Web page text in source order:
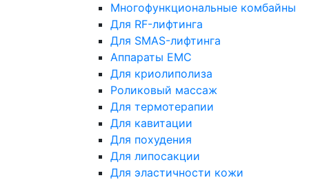
Многофункциональные комбайны
Для RF-лифтинга
Для SMAS-лифтинга
Аппараты EMC
Для криолиполиза
Роликовый массаж
Для термотерапии
Для кавитации
Для похудения
Для липосакции
Для эластичности кожи